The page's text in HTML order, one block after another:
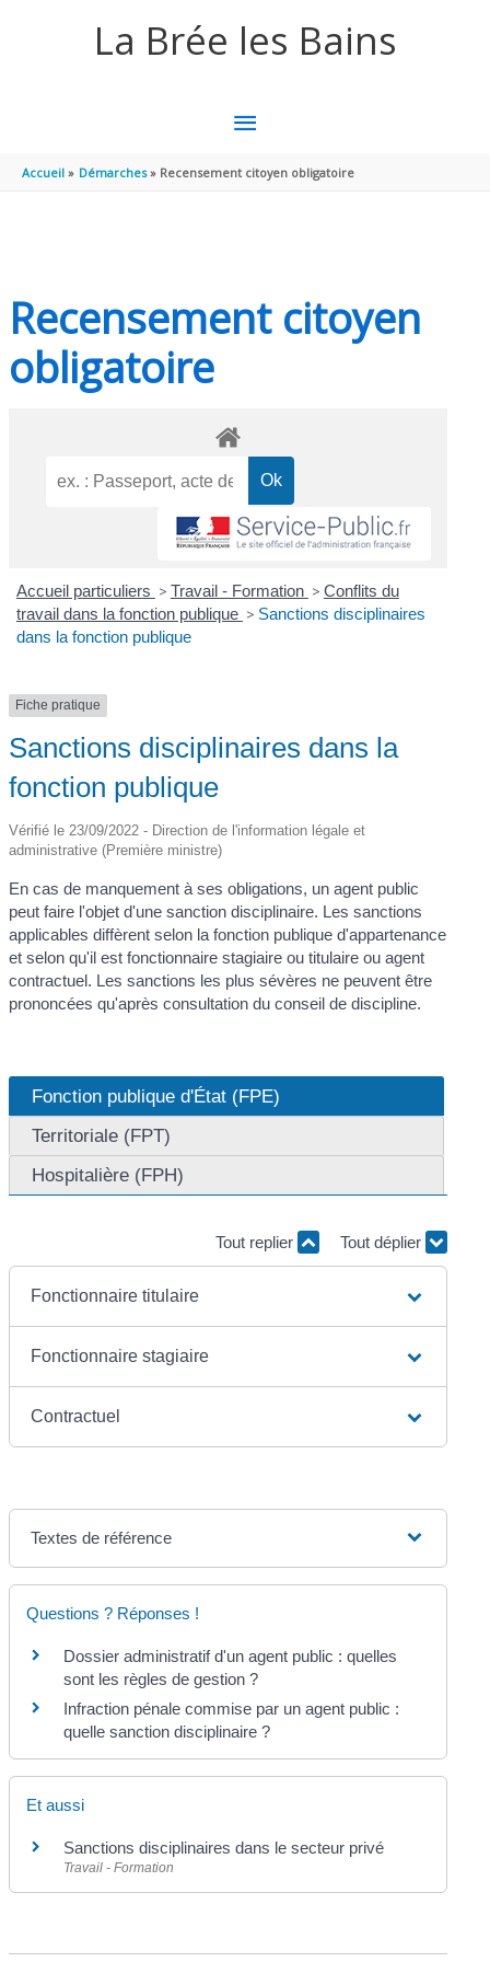
La Brée les Bains
MENU
PRINCIPAL
Accueil Démarches Recensement citoyen obligatoire
Recensement citoyen
obligatoire
Accueil particuliers > Travail - Formation > Conflits du
travail dans la fonction publique > Sanctions disciplinaires
dans la fonction publique
Fiche pratique
Sanctions disciplinaires dans la
fonction publique
Vérifié le 23/09/2022 - Direction de l'information légale et
administrative (Première ministre)
En cas de manquement à ses obligations, un agent public
peut faire l'objet d'une sanction disciplinaire. Les sanctions
applicables diffèrent selon la fonction publique d'appartenance
et selon qu'il est fonctionnaire stagiaire ou titulaire ou agent
contractuel. Les sanctions les plus sévères ne peuvent être
prononcées qu'après consultation du conseil de discipline.
Fonction publique d'État (FPE)
Territoriale (FPT)
Hospitalière (FPH)
Tout replier Tout déplier
Fonctionnaire titulaire
Fonctionnaire stagiaire
Contractuel
Textes de référence
Questions ? Réponses !
Dossier administratif d'un agent public : quelles
sont les règles de gestion ?
Infraction pénale commise par un agent public :
quelle sanction disciplinaire ?
Et aussi
Sanctions disciplinaires dans le secteur privé
Travail - Formation